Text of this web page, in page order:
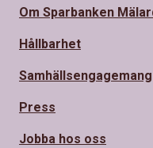
Om Sparbanken
Hållbarhet
Samhällsengagemang
Press
Jobba hos oss